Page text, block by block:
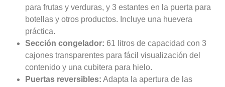
para frutas y verduras, y 3 estantes en la puerta para
botellas y otros productos. Incluye una huevera
práctica.
Sección congelador: 61 litros de capacidad con 3
cajones transparentes para fácil visualización del
contenido y una cubitera para hielo.
Puertas reversibles: Adapta la apertura de las